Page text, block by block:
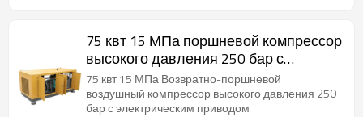
75 квт 15 МПа поршневой компрессор
высокого давления 250 бар с
возвратно-поступательным
движением
75 квт 15 МПа Возвратно-поршневой
воздушный компрессор высокого давления 250
бар с электрическим приводом